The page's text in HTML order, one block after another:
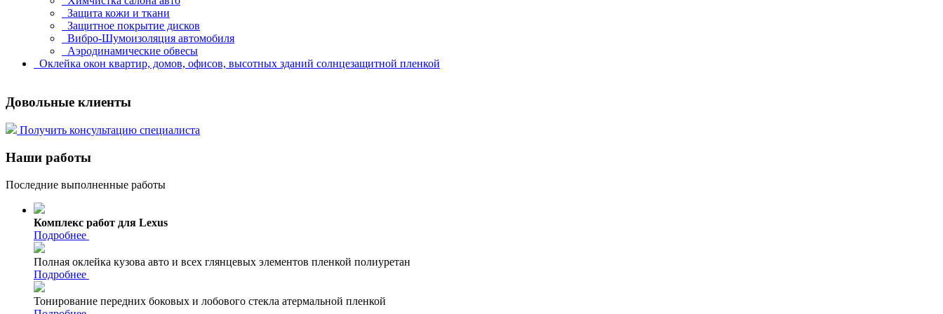
Защита кожи и ткани
Защитное покрытие дисков
Вибро-Шумоизоляция автомобиля
Аэродинамические обвесы
Оклейка окон квартир, домов, офисов, высотных зданий солнцезащитной пленкой
Довольные клиенты
Получить консультацию специалиста
Наши работы
Последние выполненные работы
Комплекс работ для Lexus
Подробнее
Полная оклейка кузова авто и всех глянцевых элементов пленкой полиуретан
Подробнее
Тонирование передних боковых и лобового стекла атермальной пленкой